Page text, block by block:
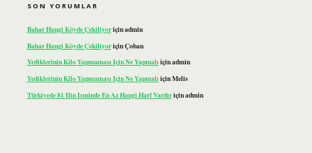
SON YORUMLAR
Bahar Hangi Köyde Çekiliyoriçinadmin
Bahar Hangi Köyde ÇekiliyoriçinÇoban
Yediklerinin Kilo Yapmaması Için Ne Yapmalıiçinadmin
Yediklerinin Kilo Yapmaması Için Ne YapmalıiçinMelis
Türkiyede 81 Ilin Isminde En Az Hangi Harf Vardıriçinadmin